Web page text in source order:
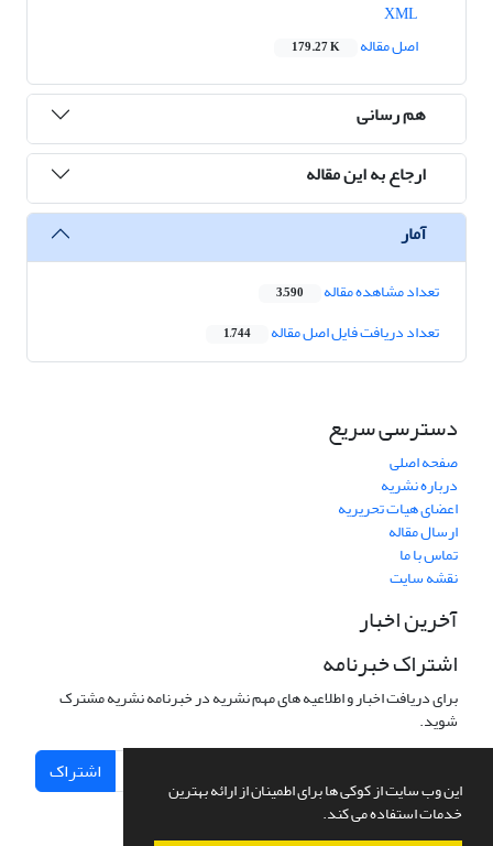
این وب سایت از کوکی ها برای اطمینان از ارائه بهترین
خدمات استفاده می کند.
اصل مقاله
179.27 K
هم رسانی
ارجاع به این مقاله
آمار
تعداد مشاهده مقاله 3,590
تعداد دریافت فایل اصل مقاله 1,744
دسترسی سریع
صفحه اصلی
درباره نشریه
اعضای هیات تحریریه
ارسال مقاله
تماس با ما
نقشه سایت
آخرین اخبار
اشتراک خبرنامه
برای دریافت اخبار و اطلاعیه های مهم نشریه در خبرنامه نشریه مشترک
شوید.
اشتراک